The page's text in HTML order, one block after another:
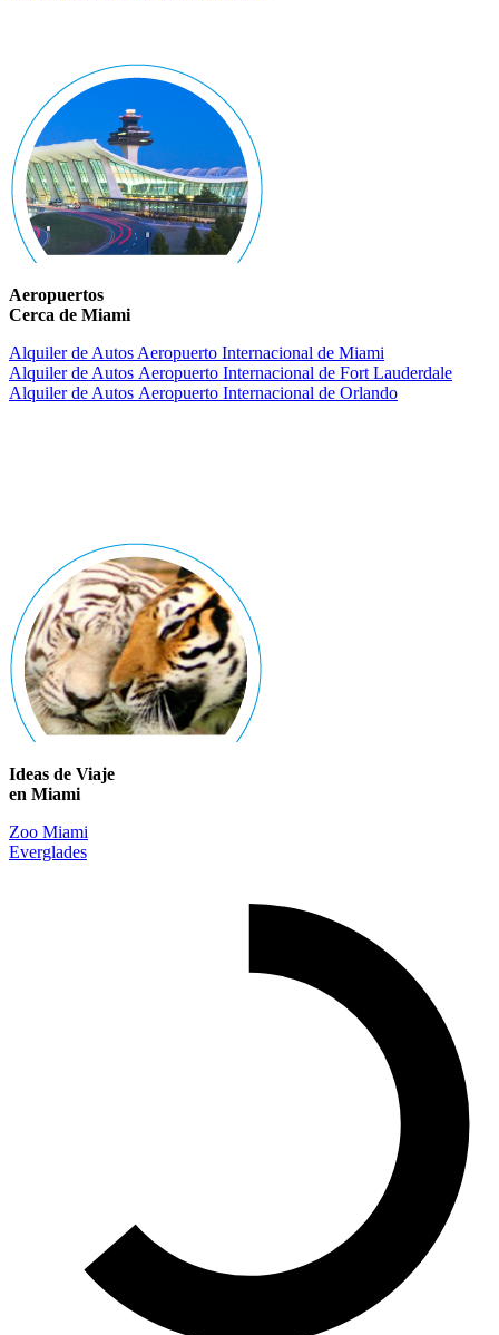
Aeropuertos
Cerca de Miami
Alquiler de Autos Aeropuerto Internacional de Miami
Alquiler de Autos Aeropuerto Internacional de Fort Lauderdale
Alquiler de Autos Aeropuerto Internacional de Orlando
Ideas de Viaje
en Miami
Zoo Miami
Everglades